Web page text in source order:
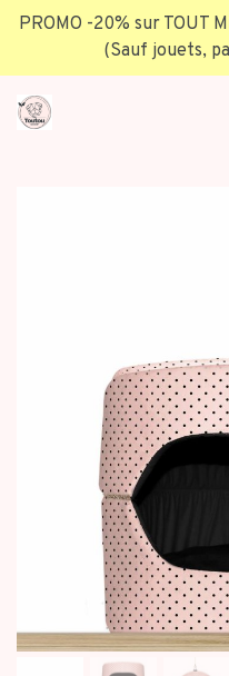
PROMO -20% sur TOUT
(Sauf jouets,